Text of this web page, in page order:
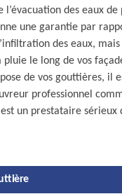
l’évacuation des eaux
une garantie par
des eaux, mais
pluie le long de vos
de vos gouttières, il
professionnel
est un prestataire sérieux